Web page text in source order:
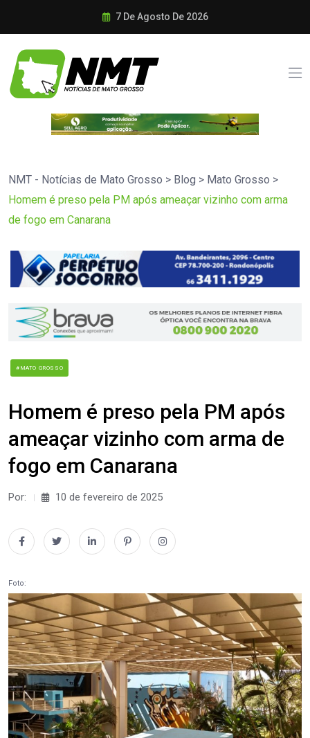
7 De Agosto De 2026
NMT - Notícias de Mato Grosso > Blog > Mato Grosso >
Homem é preso pela PM após ameaçar vizinho com arma
de fogo em Canarana
#MATO GROSSO
Homem é preso pela PM após
ameaçar vizinho com arma de
fogo em Canarana
Por: 10 de fevereiro de 2025
Foto: